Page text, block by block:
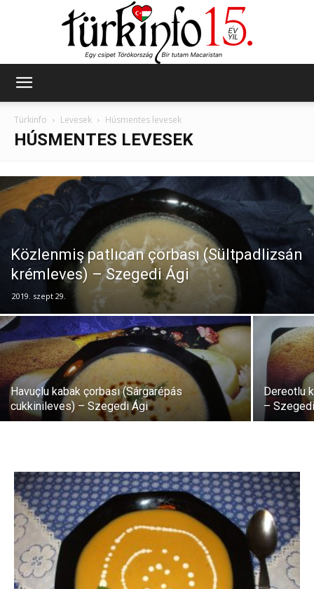
Türkinfo Levesek Húsmentes levesek
HÚSMENTES LEVESEK
Közlenmiş patlıcan çorbası (Sültpadlizsán
krémleves) – Szegedi Ági
2019. szept 29.
Havuçlu kabak çorbası (Sárgarépás
cukkinileves) – Szegedi Ági
Dereotlu
–